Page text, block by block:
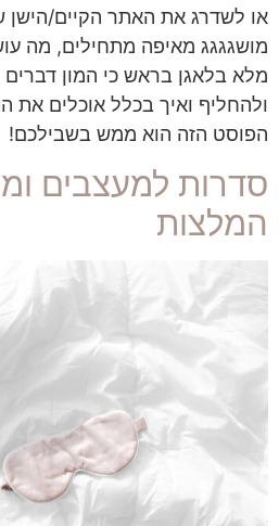
או לשדרג את האתר הקיים/הישן
מושגגגג מאיפה מתחילים, מה
מלא בלאגן בראש כי המון
ולהחליף ואיך בכלל אוכלים את
הפוסט הזה הוא ממש בשבילכם!
סדרות למעצבים
המלצות